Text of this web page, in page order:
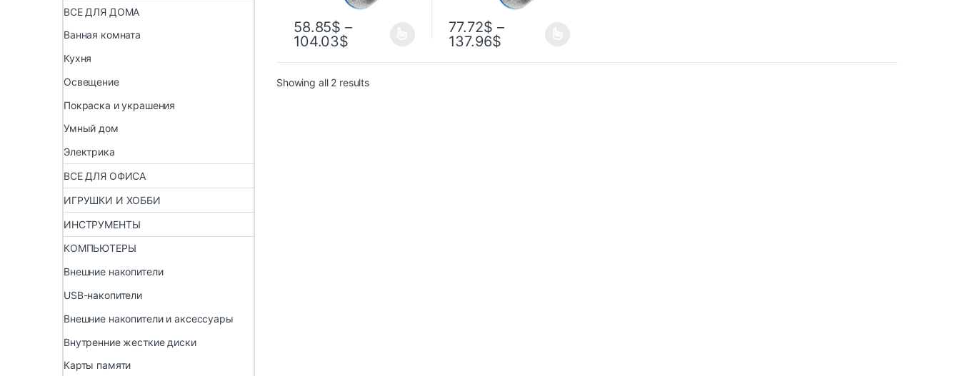
58.85$ –
104.03$
77.72$ –
137.96$
Showing all 2 results
ВСЕ ДЛЯ ДОМА
Ванная комната
Кухня
Освещение
Покраска и украшения
Умный дом
Электрика
ВСЕ ДЛЯ ОФИСА
ИГРУШКИ И ХОББИ
ИНСТРУМЕНТЫ
КОМПЬЮТЕРЫ
Внешние накопители
USB-накопители
Внешние накопители и аксессуары
Внутренние жесткие диски
Карты памяти